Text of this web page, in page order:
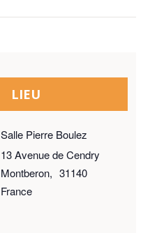
LIEU
Salle Pierre Boulez
13 Avenue de Cendry
Montberon, 31140
France